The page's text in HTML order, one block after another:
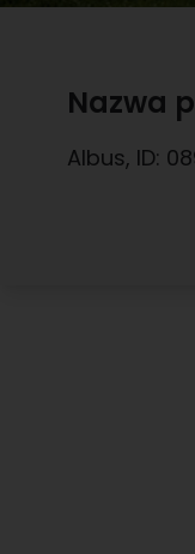
Nazwa
Albus, ID: